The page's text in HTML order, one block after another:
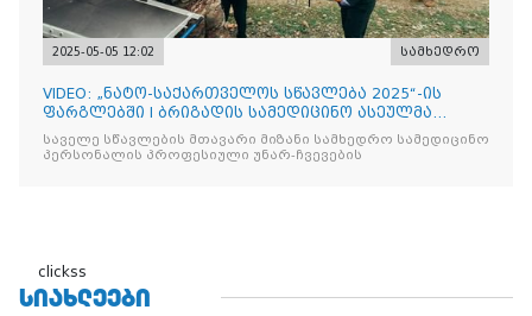
2025-05-05 12:02 სამხედრო
VIDEO: „ნატო-საქართველოს სწავლება 2025“-ის
ფარგლებში I ბრიგადის სამედიცინო ასეულმა
საველე ჰოსპიტალის
საველე სწავლების მთავარი მიზანი სამხედრო სამედიცინო
პერსონალის პროფესიული უნარ-ჩვევების
clickss
ᲡᲘᲐᲮᲚᲔᲔᲑᲘ